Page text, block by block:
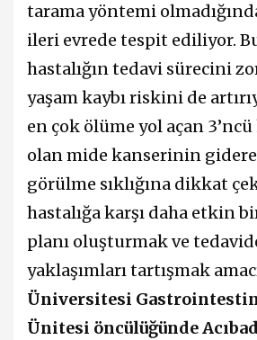
tarama yöntemi
ileri evrede tespit ediliyor.
hastalığın tedavi sürecini
yaşam kaybı riskini de
en çok ölüme yol açan
olan mide kanserinin
görülme sıklığına dikkat
hastalığa karşı daha etkin
planı oluşturmak ve
yaklaşımları tartışmak
Üniversitesi
Ünitesi öncülüğünde